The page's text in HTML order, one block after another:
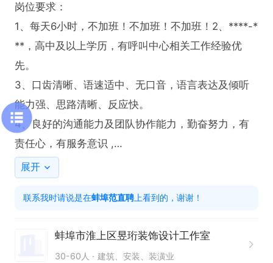
岗位要求：
1、每天6小时，不加班！不加班！不加班！2、****-*
**，高中及以上学历，有呼叫中心相关工作经验优
先。
3、口齿清晰、语速适中、无口音，语言表达及倾听
能力强、思路清晰、反应快。
4、良好的沟通能力及团队协作能力，勤奋努力，有
责任心，有服务意识 ,
薪资福利：
每月团建及各类员工福利活动；
展开
联系我时请说是在蚌埠范直聘 上看到的，谢谢！
蚌埠市淮上区昱珩装饰设计工作室
30-60人 建筑、安装、装潢业